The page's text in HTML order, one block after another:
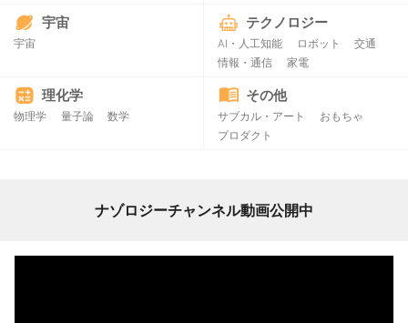
宇宙
宇宙
テクノロジー
AI・人工知能 ロボット
交通
情報・通信
家電
理化学
物理学 量子論 数学
その他
サブカル・アート
おもちゃ
プロダクト
ナゾロジーチャンネル動画公開中